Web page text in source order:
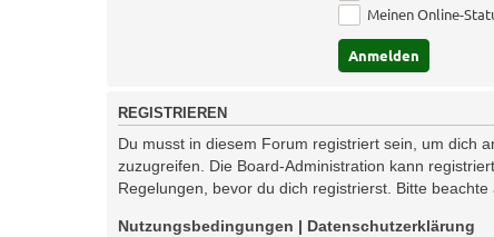
Meinen Online-
REGISTRIEREN
Du musst in diesem Forum registriert sein, um dich
zuzugreifen. Die Board-Administration kann
Regelungen, bevor du dich registrierst. Bitte
Nutzungsbedingungen | Datenschutzerklärung